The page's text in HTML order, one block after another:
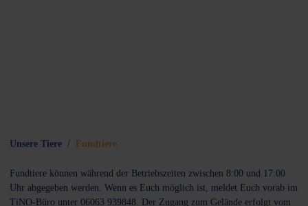
Unsere Tiere Fundtiere
Fundtiere können während der Betriebszeiten zwischen 8:00 und 17:00
Uhr abgegeben werden. Wenn es Euch möglich ist, meldet Euch vorab im
TiNO-Büro unter 06063 939848. Der Zugang zum Gelände erfolgt vom